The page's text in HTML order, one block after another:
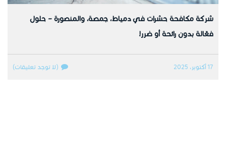
شركة مكافحة حشرات في دمياط، جمصة، والمنصورة – حلول
فعّالة بدون رائحة أو ضرر!
17 أكتوبر، 2025 (لا توجد تعليقات)